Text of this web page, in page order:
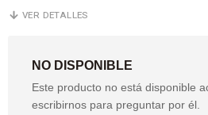
VER DETALLES
NO DISPONIBLE
Este producto no está disponible
escribirnos para preguntar por él.